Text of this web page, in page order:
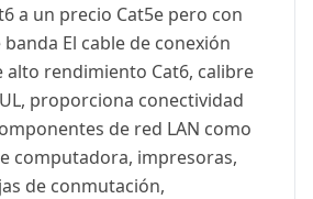
a un precio Cat5e pero con
El cable de conexión
alto rendimiento Cat6, calibre
proporciona conectividad
de red LAN como
computadora, impresoras,
de conmutación,